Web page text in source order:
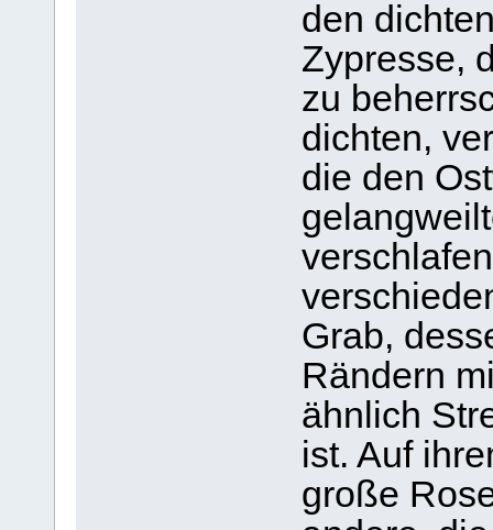
den
Zypresse,
zu
dichten,
die den
Grab,
Rändern
ähnlich
ist. Auf
große